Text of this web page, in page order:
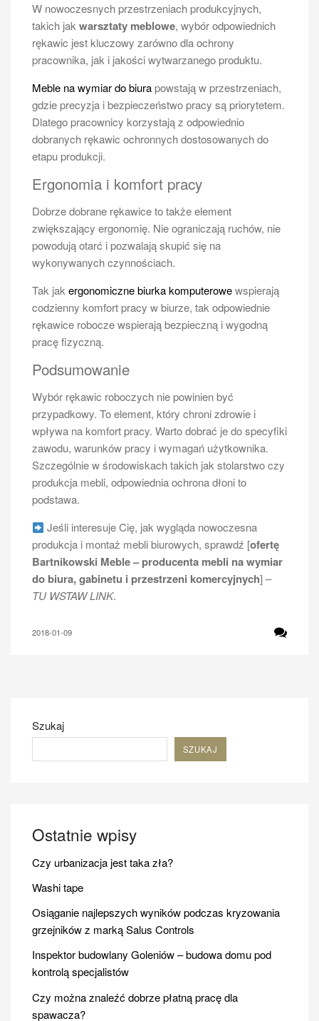
W nowoczesnych przestrzeniach produkcyjnych,
takich jak warsztaty meblowe, wybór odpowiednich
rękawic jest kluczowy zarówno dla ochrony
pracownika, jak i jakości wytwarzanego produktu.
Meble na wymiar do biurapowstają w przestrzeniach,
gdzie precyzja i bezpieczeństwo pracy są priorytetem.
Dlatego pracownicy korzystają z odpowiednio
dobranych rękawic ochronnych dostosowanych do
etapu produkcji.
Ergonomia i komfort pracy
Dobrze dobrane rękawice to także element
zwiększający ergonomię. Nie ograniczają ruchów, nie
powodują otarć i pozwalają skupić się na
wykonywanych czynnościach.
Tak jak ergonomiczne biurka komputerowewspierają
codzienny komfort pracy w biurze, tak odpowiednie
rękawice robocze wspierają bezpieczną i wygodną
pracę fizyczną.
Podsumowanie
Wybór rękawic roboczych nie powinien być
przypadkowy. To element, który chroni zdrowie i
wpływa na komfort pracy. Warto dobrać je do specyfiki
zawodu, warunków pracy i wymagań użytkownika.
Szczególnie w środowiskach takich jak stolarstwo czy
produkcja mebli, odpowiednia ochrona dłoni to
podstawa.
Jeśli interesuje Cię, jak wygląda nowoczesna
produkcja i montaż mebli biurowych, sprawdź [ofertę
Bartnikowski Meble – producenta mebli na wymiar
do biura, gabinetu i przestrzeni komercyjnych] –
TU WSTAW LINK.
2018-01-09
Szukaj
SZUKAJ
Ostatnie wpisy
Czy urbanizacja jest taka zła?
Washi tape
Osiąganie najlepszych wyników podczas kryzowania
grzejników z marką Salus Controls
Inspektor budowlany Goleniów – budowa domu pod
kontrolą specjalistów
Czy można znaleźć dobrze płatną pracę dla
spawacza?